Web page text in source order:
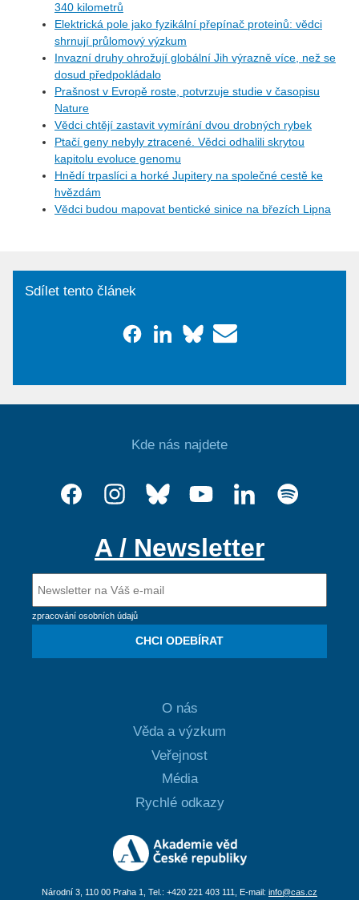
340 kilometrů
Elektrická pole jako fyzikální přepínač proteinů: vědci
shrnují průlomový výzkum
Invazní druhy ohrožují globální Jih výrazně více, než se
dosud předpokládalo
Prašnost v Evropě roste, potvrzuje studie v časopisu
Nature
Vědci chtějí zastavit vymírání dvou drobných rybek
Ptačí geny nebyly ztracené. Vědci odhalili skrytou
kapitolu evoluce genomu
Hnědí trpaslíci a horké Jupitery na společné cestě ke
hvězdám
Vědci budou mapovat bentické sinice na březích Lipna
Sdílet tento článek
Kde nás najdete
A / Newsletter
zpracování osobních údajů
CHCI ODEBÍRAT
O nás
Věda a výzkum
Veřejnost
Média
Rychlé odkazy
Národní 3, 110 00 Praha 1, Tel.: +420 221 403 111, E-mail: info@cas.cz